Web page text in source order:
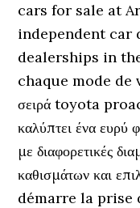
cars for sale at
independent car
dealerships in
chaque mode
σειρά toyota
καλύπτει ένα ευρύ
με διαφορετικές
καθισμάτων και
démarre la prise